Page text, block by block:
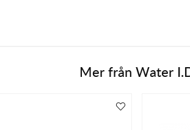
Mer från Water